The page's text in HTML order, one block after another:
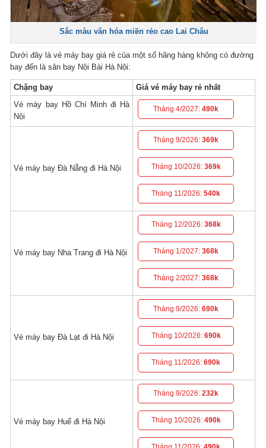
Sắc màu văn hóa miền rẻo cao Lai Châu
Dưới đây là vé máy bay giá rẻ của một số hãng hàng không có đường
bay đến là sân bay Nội Bài Hà Nội:
Chặng bay
Giá vé máy bay rẻ nhất
Vé máy bay Hồ Chí Minh đi Hà
Nội
Tháng 4/2027:490k
Vé máy bay Đà Nẵng đi Hà Nội
Tháng 9/2026:369k
Tháng 10/2026: 369k
Tháng 11/2026:540k
Vé máy bay Nha Trang đi Hà Nội
Tháng 12/2026: 368k
Tháng 1/2027:368k
Tháng 2/2027:368k
Vé máy bay Đà Lạt đi Hà Nội
Tháng 9/2026:690k
Tháng 10/2026: 690k
Tháng 11/2026:690k
Vé máy bay Huế đi Hà Nội
Tháng 9/2026:232k
Tháng 10/2026: 490k